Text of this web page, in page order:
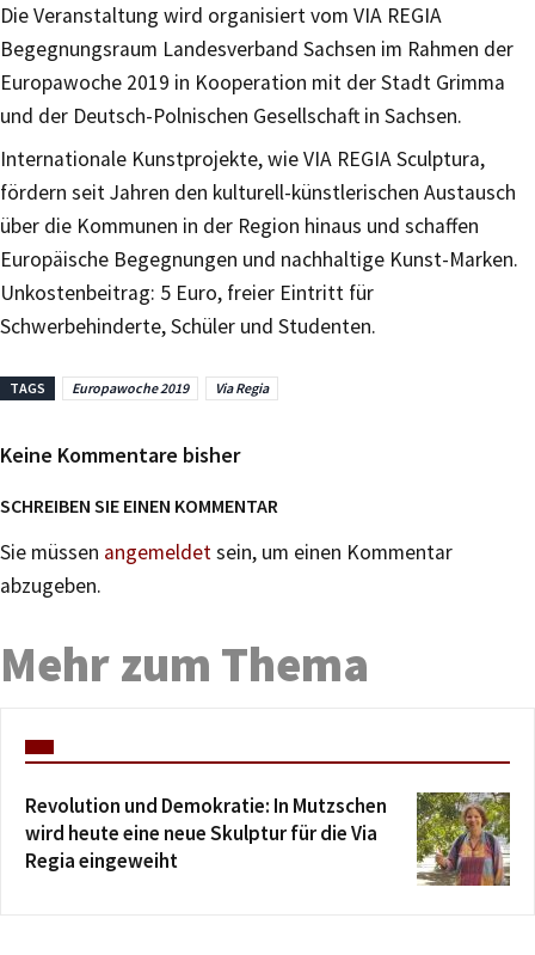
Die Veranstaltung wird organisiert vom VIA REGIA
Begegnungsraum Landesverband Sachsen im Rahmen der
Europawoche 2019 in Kooperation mit der Stadt Grimma
und der Deutsch-Polnischen Gesellschaft in Sachsen.
Internationale Kunstprojekte, wie VIA REGIA Sculptura,
fördern seit Jahren den kulturell-künstlerischen Austausch
über die Kommunen in der Region hinaus und schaffen
Europäische Begegnungen und nachhaltige Kunst-Marken.
Unkostenbeitrag: 5 Euro, freier Eintritt für
Schwerbehinderte, Schüler und Studenten.
TAGS Europawoche 2019 Via Regia
Keine Kommentare bisher
SCHREIBEN SIE EINEN KOMMENTAR
Sie müssen angemeldetsein, um einen Kommentar
abzugeben.
Mehr zum Thema
Revolution und Demokratie: In Mutzschen
wird heute eine neue Skulptur für die Via
Regia eingeweiht